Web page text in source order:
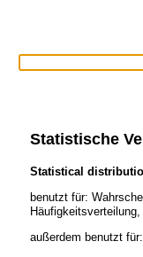
Statistische
Statistical
benutzt für:
Häufigkeitsverteilung,
außerdem benutzt für: